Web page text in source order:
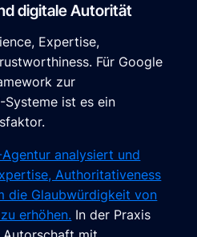
digitale Autorität
Expertise,
Für Google
zur
ist es ein
analysiert und
Authoritativeness
die Glaubwürdigkeit von
erhöhen. In der Praxis